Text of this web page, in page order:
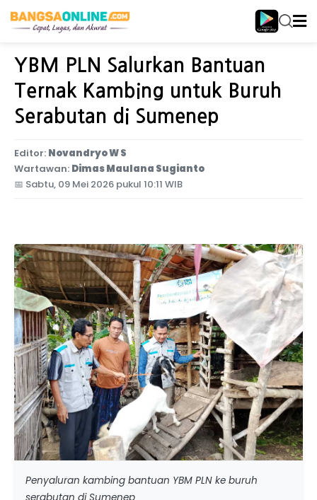
Home Jawa Timur
YBM PLN Salurkan Bantuan
Ternak Kambing untuk Buruh
Serabutan di Sumenep
Editor: Novandryo W S
Wartawan: Dimas Maulana Sugianto
📅 Sabtu, 09 Mei 2026 pukul 10:11 WIB
Penyaluran kambing bantuan YBM PLN ke buruh